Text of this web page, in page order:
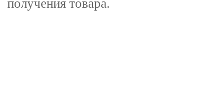
получения товара.